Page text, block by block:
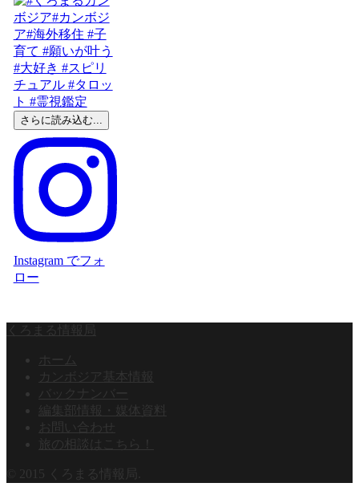
さらに読み込む...
Instagram でフォ
ロー
くろまる情報局
ホーム
カンボジア基本情報
バックナンバー
編集部情報・媒体資料
お問い合わせ
旅の相談はこちら！
© 2015 くろまる情報局.